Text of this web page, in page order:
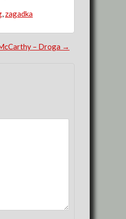
zagadka
– Droga →